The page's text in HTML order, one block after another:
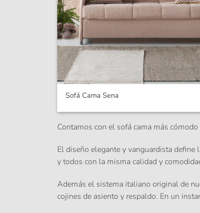
Sofá Cama Sena
Contamos con el sofá cama más
El diseño elegante y vanguardista define
y todos con la misma calidad y
Además el sistema italiano original de
cojines de asiento y respaldo. En un